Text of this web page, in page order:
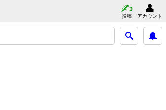
投稿 アカウント